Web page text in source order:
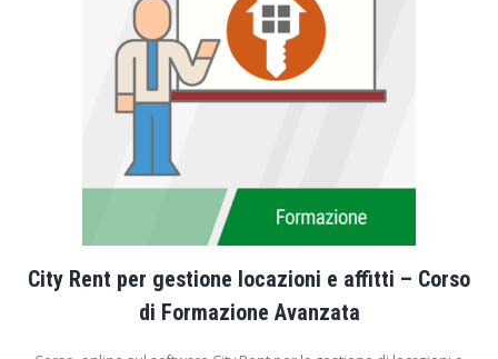
City Rent per gestione locazioni e affitti – Corso
di Formazione Avanzata